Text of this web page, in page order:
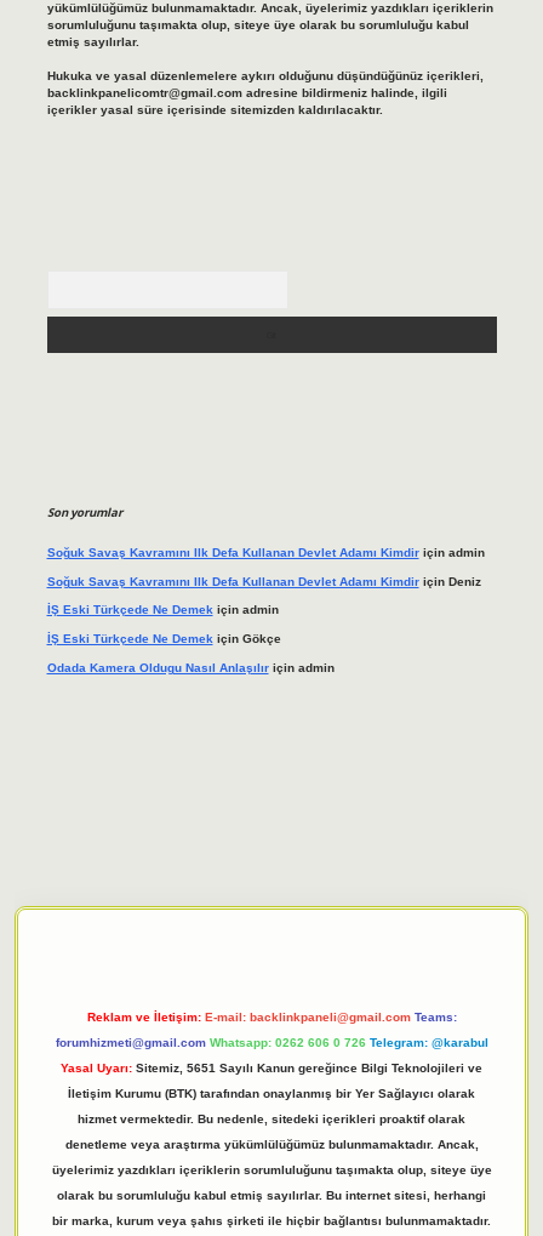
yükümlülüğümüz bulunmamaktadır. Ancak, üyelerimiz yazdıkları içeriklerin
sorumluluğunu taşımakta olup, siteye üye olarak bu sorumluluğu kabul
etmiş sayılırlar.
Hukuka ve yasal düzenlemelere aykırı olduğunu düşündüğünüz içerikleri,
backlinkpanelicomtr@gmail.comadresine bildirmeniz halinde, ilgili
içerikler yasal süre içerisinde sitemizden kaldırılacaktır.
Son yorumlar
Soğuk Savaş Kavramını Ilk Defa Kullanan Devlet Adamı Kimdiriçin admin
Soğuk Savaş Kavramını Ilk Defa Kullanan Devlet Adamı Kimdiriçin Deniz
İŞ Eski Türkçede Ne Demekiçin admin
İŞ Eski Türkçede Ne Demek için Gökçe
Odada Kamera Oldugu Nasıl Anlaşılıriçin admin
Reklam ve İletişim: E-mail: backlinkpaneli@gmail.com Teams:
forumhizmeti@gmail.com Whatsapp: 0262 606 0 726 Telegram: @karabul
Yasal Uyarı: Sitemiz, 5651 Sayılı Kanun gereğince Bilgi Teknolojileri ve
İletişim Kurumu (BTK) tarafından onaylanmış bir Yer Sağlayıcı olarak
hizmet vermektedir. Bu nedenle, sitedeki içerikleri proaktif olarak
denetleme veya araştırma yükümlülüğümüz bulunmamaktadır. Ancak,
üyelerimiz yazdıkları içeriklerin sorumluluğunu taşımakta olup, siteye üye
olarak bu sorumluluğu kabul etmiş sayılırlar. Bu internet sitesi, herhangi
bir marka, kurum veya şahıs şirketi ile hiçbir bağlantısı bulunmamaktadır.